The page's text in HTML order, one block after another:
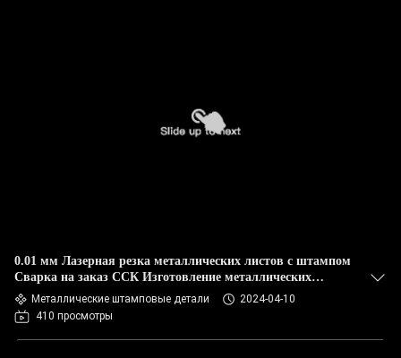
0.01 мм Лазерная резка металлических листов с штампом
Сварка на заказ ССК Изготовление металлических
листов
Металлические штамповые детали
2024-04-10
410 просмотры